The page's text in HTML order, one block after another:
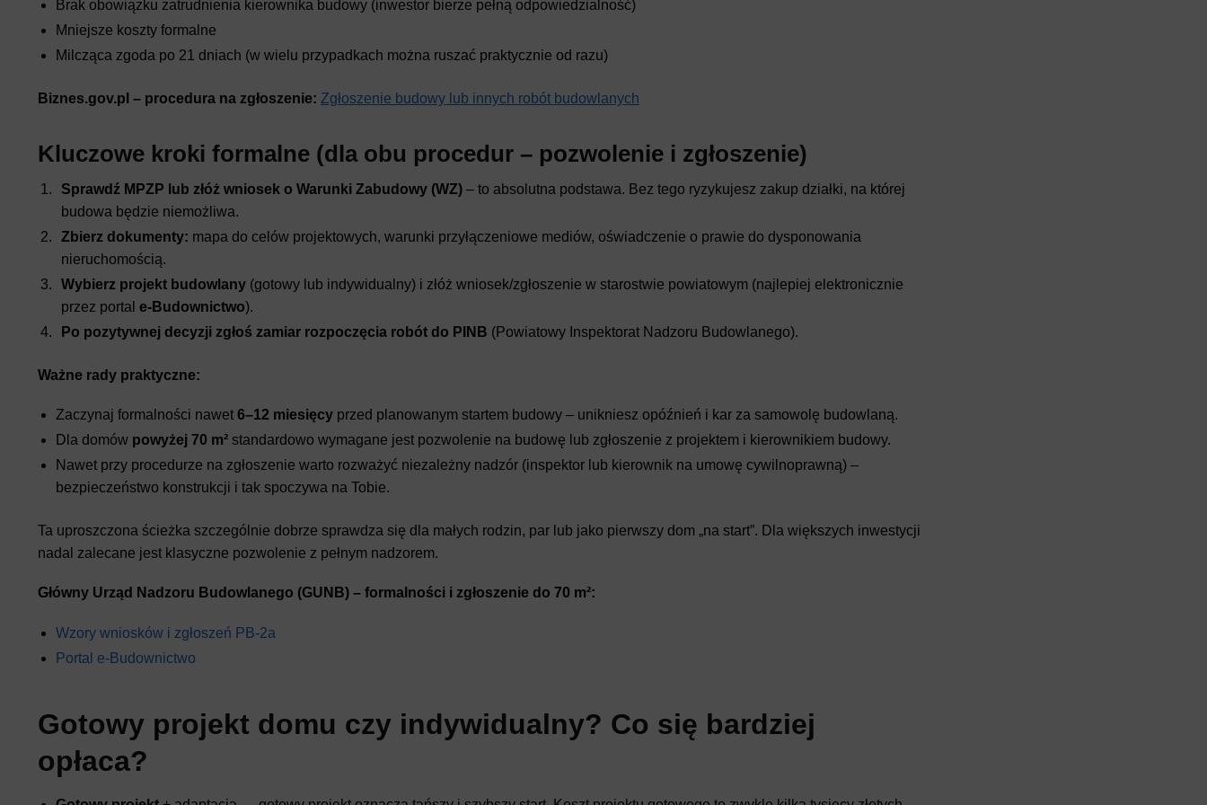
Brak obowiązku zatrudnienia kierownika budowy (inwestor bierze pełną odpowiedzialność)
Mniejsze koszty formalne
Milcząca zgoda po 21 dniach (w wielu przypadkach można ruszać praktycznie od razu)
Biznes.gov.pl – procedura na zgłoszenie: Zgłoszenie budowy lub innych robót budowlanych
Kluczowe kroki formalne (dla obu procedur – pozwolenie i zgłoszenie)
Sprawdź MPZP lub złóż wniosek o Warunki Zabudowy (WZ)– to absolutna podstawa. Bez tego ryzykujesz zakup działki, na której
budowa będzie niemożliwa.
Zbierz dokumenty: mapa do celów projektowych, warunki przyłączeniowe mediów, oświadczenie o prawie do dysponowania
nieruchomością.
Wybierz projekt budowlany (gotowy lub indywidualny) i złóż wniosek/zgłoszenie w starostwie powiatowym (najlepiej elektronicznie
przez portal e-Budownictwo).
Po pozytywnej decyzji zgłoś zamiar rozpoczęcia robót do PINB (Powiatowy Inspektorat Nadzoru Budowlanego).
Ważne rady praktyczne:
Zaczynaj formalności nawet 6–12 miesięcyprzed planowanym startem budowy – unikniesz opóźnień i kar za samowolę budowlaną.
Dla domów powyżej 70 m²standardowo wymagane jest pozwolenie na budowę lub zgłoszenie z projektem i kierownikiem budowy.
Nawet przy procedurze na zgłoszenie warto rozważyć niezależny nadzór (inspektor lub kierownik na umowę cywilnoprawną) –
bezpieczeństwo konstrukcji i tak spoczywa na Tobie.
Ta uproszczona ścieżka szczególnie dobrze sprawdza się dla małych rodzin, par lub jako pierwszy dom „na start”. Dla większych inwestycji
nadal zalecane jest klasyczne pozwolenie z pełnym nadzorem.
Główny Urząd Nadzoru Budowlanego (GUNB) – formalności i zgłoszenie do 70 m²:
Wzory wniosków i zgłoszeń PB-2a
Portal e-Budownictwo
Gotowy projekt domu czy indywidualny? Co się bardziej
opłaca?